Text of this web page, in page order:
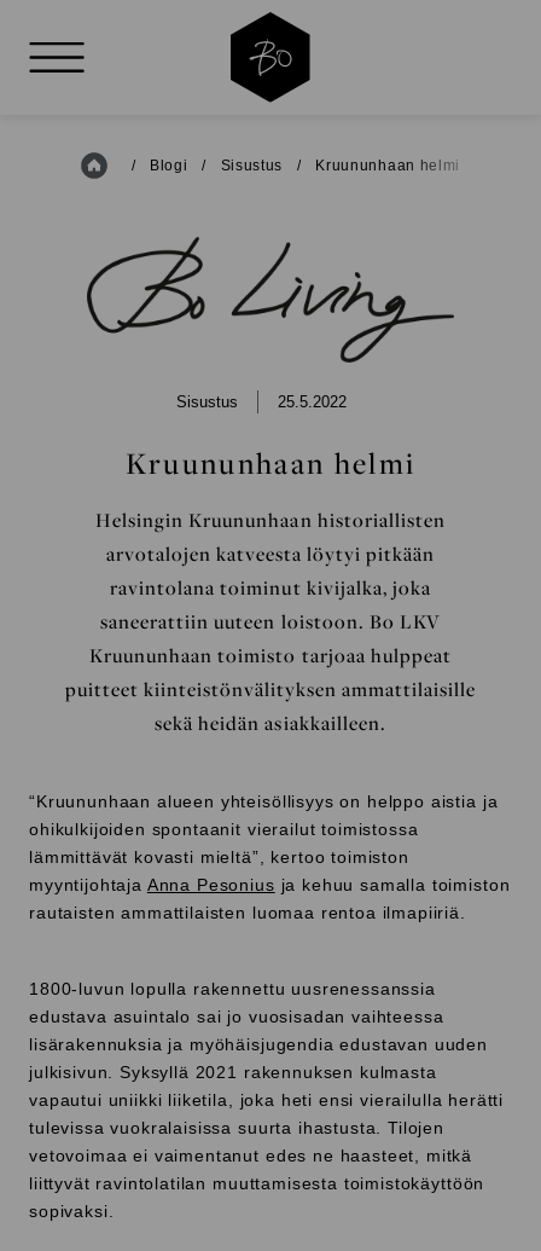
AVAA VALIKKO
Etusivu
/ Blogi / Sisustus / Kruununhaan helmi
BO
LIVING
Sisustus 25.5.2022
Kruununhaan helmi
Helsingin Kruununhaan historiallisten
arvotalojen katveesta löytyi pitkään
ravintolana toiminut kivijalka, joka
saneerattiin uuteen loistoon. Bo LKV
Kruununhaan toimisto tarjoaa hulppeat
puitteet kiinteistönvälityksen ammattilaisille
sekä heidän asiakkailleen.
“Kruununhaan alueen yhteisöllisyys on helppo aistia ja
ohikulkijoiden spontaanit vierailut toimistossa
lämmittävät kovasti mieltä”, kertoo toimiston
myyntijohtaja Anna Pesonius ja kehuu samalla toimiston
rautaisten ammattilaisten luomaa rentoa ilmapiiriä.
1800-luvun lopulla rakennettu uusrenessanssia
edustava asuintalo sai jo vuosisadan vaihteessa
lisärakennuksia ja myöhäisjugendia edustavan uuden
julkisivun. Syksyllä 2021 rakennuksen kulmasta
vapautui uniikki liiketila, joka heti ensi vierailulla herätti
tulevissa vuokralaisissa suurta ihastusta. Tilojen
vetovoimaa ei vaimentanut edes ne haasteet, mitkä
liittyvät ravintolatilan muuttamisesta toimistokäyttöön
sopivaksi.